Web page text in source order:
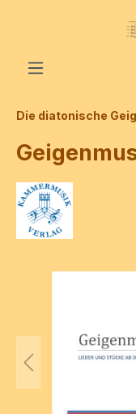
Die diatonische